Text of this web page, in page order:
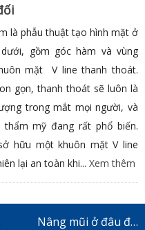
là phẫu thuật tạo hình mặt ở
gồm góc hàm và vùng
mặt V line thanh thoát.
gọn, thanh thoát sẽ luôn là
trong mắt mọi người, và
mỹ đang rất phổ biến.
hữu một khuôn mặt V line
lại an toàn khi... Xem thêm
thuật Nâng mũi ở đâu đẹp